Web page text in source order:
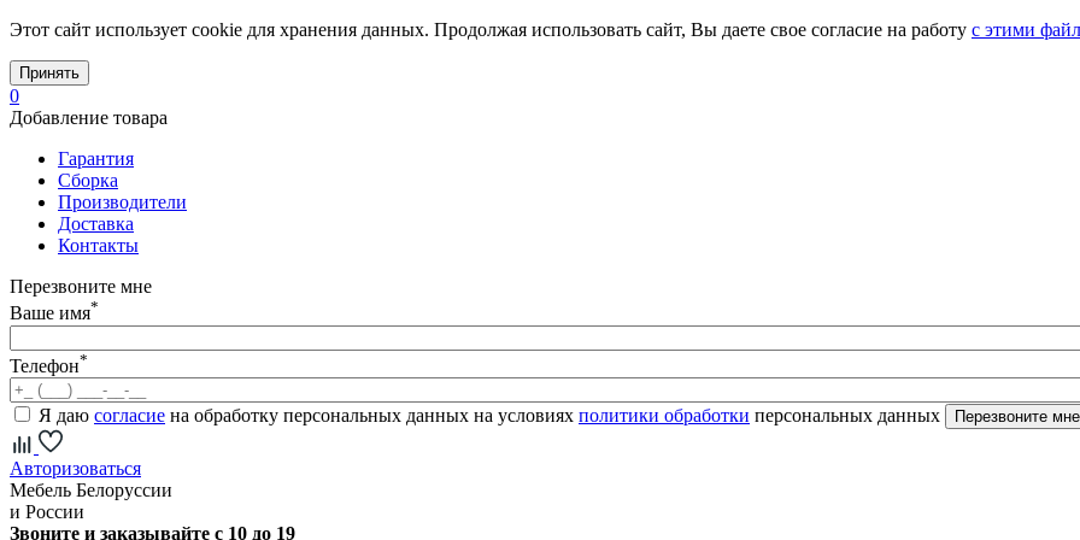
Этот сайт использует cookie для хранения данных. Продолжая использовать сайт, Вы даете свое согласие на работу с этими
Принять
0
Добавление товара
Гарантия
Сборка
Производители
Доставка
Контакты
Перезвоните мне
Ваше имя*
Телефон*
Я даю согласие на обработку персональных данных на условиях политики обработки персональных данных
Авторизоваться
Мебель Белоруссии
и России
Звоните и заказывайте с 10 до 19